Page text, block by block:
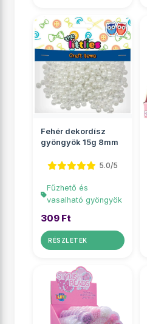
Fehér dekordísz
gyöngyök 15g 8mm
5.0/5
Fűzhető és
vasalható gyöngyök
309 Ft
RÉSZLETEK